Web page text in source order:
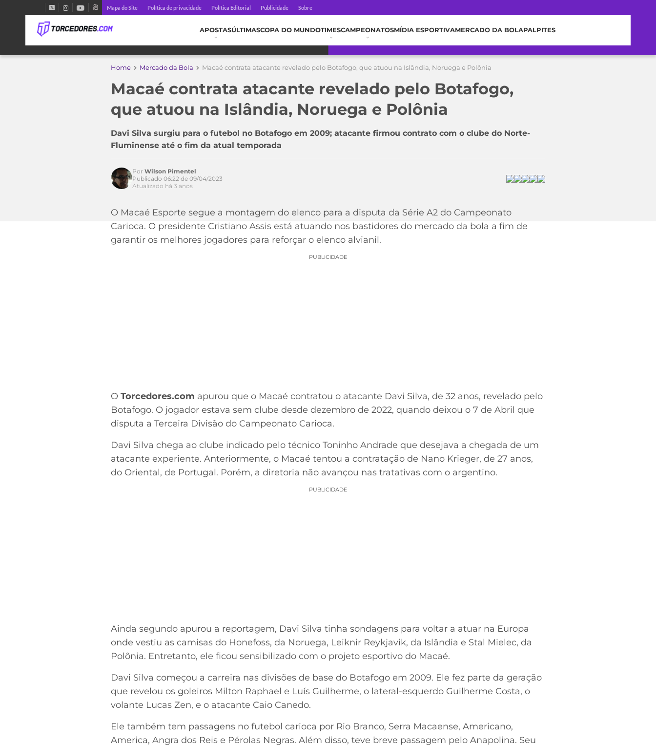
Mapa do Site Política de privacidade Política Editorial Publicidade Sobre
APOSTASÚLTIMASCOPA DO MUNDOTIMESCAMPEONATOSMÍDIA ESPORTIVAMERCADO DA BOLAPALPITES
Home Mercado da Bola Macaé contrata atacante revelado pelo Botafogo, que atuou na Islândia, Noruega e Polônia
Macaé contrata atacante revelado pelo Botafogo,
que atuou na Islândia, Noruega e Polônia
Davi Silva surgiu para o futebol no Botafogo em 2009; atacante firmou contrato com o clube do Norte-
Fluminense até o fim da atual temporada
Acesse o perfil do autor Por Wilson Pimentel
Publicado 06:22 de 09/04/2023
Atualizado há 3 anos
O Macaé Esporte segue a montagem do elenco para a disputa da Série A2 do Campeonato
Carioca. O presidente Cristiano Assis está atuando nos bastidores do mercado da bola a fim de
garantir os melhores jogadores para reforçar o elenco alvianil.
PUBLICIDADE
O Torcedores.com apurou que o Macaé contratou o atacante Davi Silva, de 32 anos, revelado pelo
Botafogo. O jogador estava sem clube desde dezembro de 2022, quando deixou o 7 de Abril que
disputa a Terceira Divisão do Campeonato Carioca.
Davi Silva chega ao clube indicado pelo técnico Toninho Andrade que desejava a chegada de um
atacante experiente. Anteriormente, o Macaé tentou a contratação de Nano Krieger, de 27 anos,
do Oriental, de Portugal. Porém, a diretoria não avançou nas tratativas com o argentino.
PUBLICIDADE
Ainda segundo apurou a reportagem, Davi Silva tinha sondagens para voltar a atuar na Europa
onde vestiu as camisas do Honefoss, da Noruega, Leiknir Reykjavik, da Islândia e Stal Mielec, da
Polônia. Entretanto, ele ficou sensibilizado com o projeto esportivo do Macaé.
Davi Silva começou a carreira nas divisões de base do Botafogo em 2009. Ele fez parte da geração
que revelou os goleiros Milton Raphael e Luís Guilherme, o lateral-esquerdo Guilherme Costa, o
volante Lucas Zen, e o atacante Caio Canedo.
Ele também tem passagens no futebol carioca por Rio Branco, Serra Macaense, Americano,
America, Angra dos Reis e Pérolas Negras. Além disso, teve breve passagem pelo Anapolina. Seu